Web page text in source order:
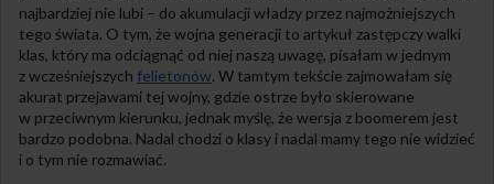
najbardziej nie lubi – do akumulacji władzy przez najmożniejszych
tego świata. O tym, że wojna generacji to artykuł zastępczy walki
klas, który ma odciągnąć od niej naszą uwagę, pisałam w jednym
z wcześniejszych felietonów. W tamtym tekście zajmowałam się
akurat przejawami tej wojny, gdzie ostrze było skierowane
w przeciwnym kierunku, jednak myślę, że wersja z boomerem jest
bardzo podobna. Nadal chodzi o klasy i nadal mamy tego nie widzieć
i o tym nie rozmawiać.